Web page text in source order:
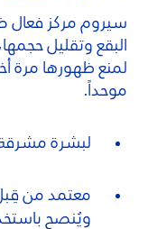
سيروم مركز فعال
البقع وتقليل
لمنع ظهورها مرة
موحداً.
لبشرة
معتمد من
ويُنصح